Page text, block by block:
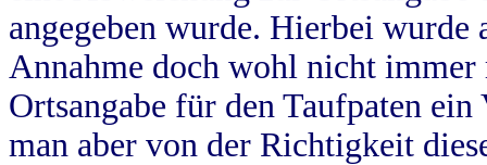
angegeben wurde. Hierbei wurde
Annahme doch wohl nicht
Ortsangabe für den Taufpaten
man aber von der Richtigkeit